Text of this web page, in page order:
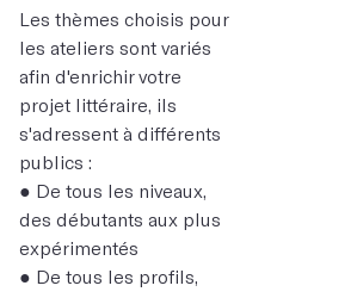
Les thèmes choisis pour
les ateliers sont variés
afin d'enrichir votre
projet littéraire, ils
s'adressent à différents
publics :
● De tous les niveaux,
des débutants aux plus
expérimentés
● De tous les profils,